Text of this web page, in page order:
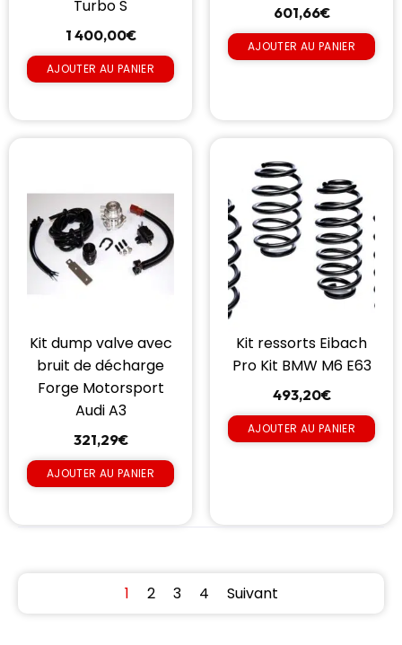
Turbo S
1 400,00€
AJOUTER AU PANIER
601,66€
AJOUTER AU PANIER
Kit dump valve avec
bruit de décharge
Forge Motorsport
Audi A3
321,29€
AJOUTER AU PANIER
Kit ressorts Eibach
Pro Kit BMW M6 E63
493,20€
AJOUTER AU PANIER
1 2 3 4 Suivant